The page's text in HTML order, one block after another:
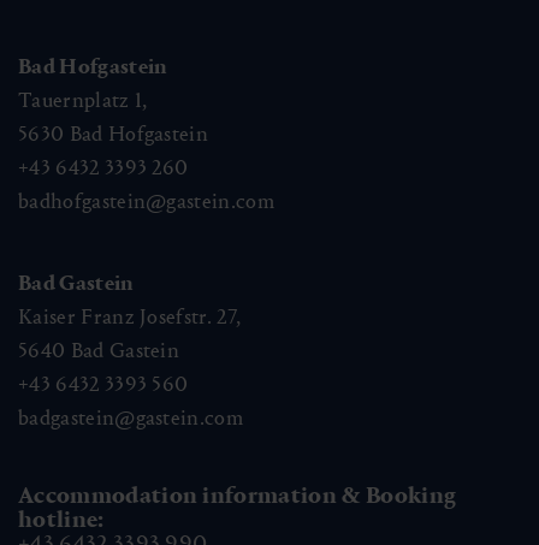
Bad Hofgastein
Tauernplatz 1,
5630 Bad Hofgastein
+43 6432 3393 260
badhofgastein@gastein.com
Bad Gastein
Kaiser Franz Josefstr. 27,
5640 Bad Gastein
+43 6432 3393 560
badgastein@gastein.com
Accommodation information & Booking
hotline: